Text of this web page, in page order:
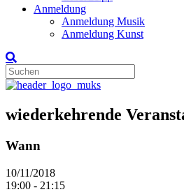
Anmeldung
Anmeldung Musik
Anmeldung Kunst
wiederkehrende
Wann
10/11/2018
19:00 - 21:15